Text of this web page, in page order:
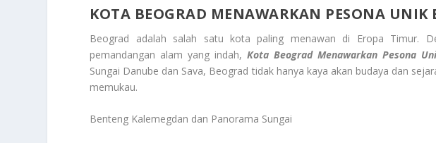
KOTA BEOGRAD MENAWARKAN PESONA UNIK
Beograd adalah salah satu kota paling menawan di Eropa Timur.
pemandangan alam yang indah,Kota Beograd Menawarkan Pesona
Sungai Danube dan Sava, Beograd tidak hanya kaya akan budaya dan
memukau.
Benteng Kalemegdan dan Panorama Sungai